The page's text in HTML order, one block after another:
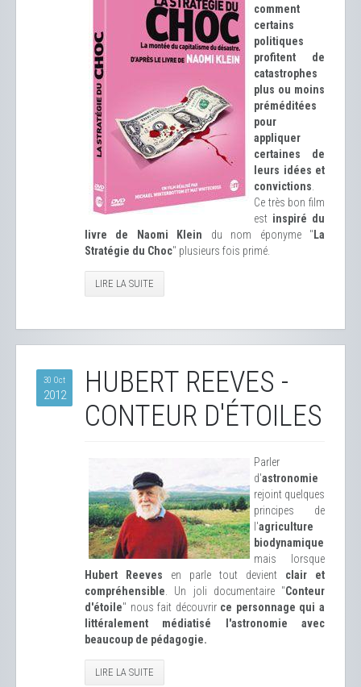
comment
certains
politiques
profitent de
catastrophes
plus ou moins
préméditées
pour
appliquer
certaines de
leurs idées et
convictions
Ce très bon film
est inspiré du
livre de Naomi Klein du nom éponyme " La
Stratégie du Choc" plusieurs fois primé.
LIRE LA SUITE
30 Oct
2012
HUBERT REEVES -
CONTEUR D'ÉTOILES
Parler
d'astronomie
rejoint quelques
principes de
l'agriculture
biodynamique
mais lorsque
Hubert Reeves en parle tout devient clair et
compréhensible . Un joli documentaire "Conteur
d'étoile" nous fait découvrir ce personnage qui a
littéralement médiatisé l'astronomie avec
beaucoup de pédagogie.
LIRE LA SUITE